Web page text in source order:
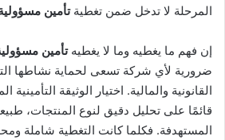
المرحلة لا تدخل ضمن تغطيةتأمين
إن فهم ما يغطيه وما لا يغطيهتأمين
ضرورية لأي شركة تسعى لحماية نشاطها
القانونية والمالية. اختيار الوثيقة
قائمًا على تحليل دقيق لنوع المنتجات،
المستهدفة. فكلما كانت التغطية شاملة